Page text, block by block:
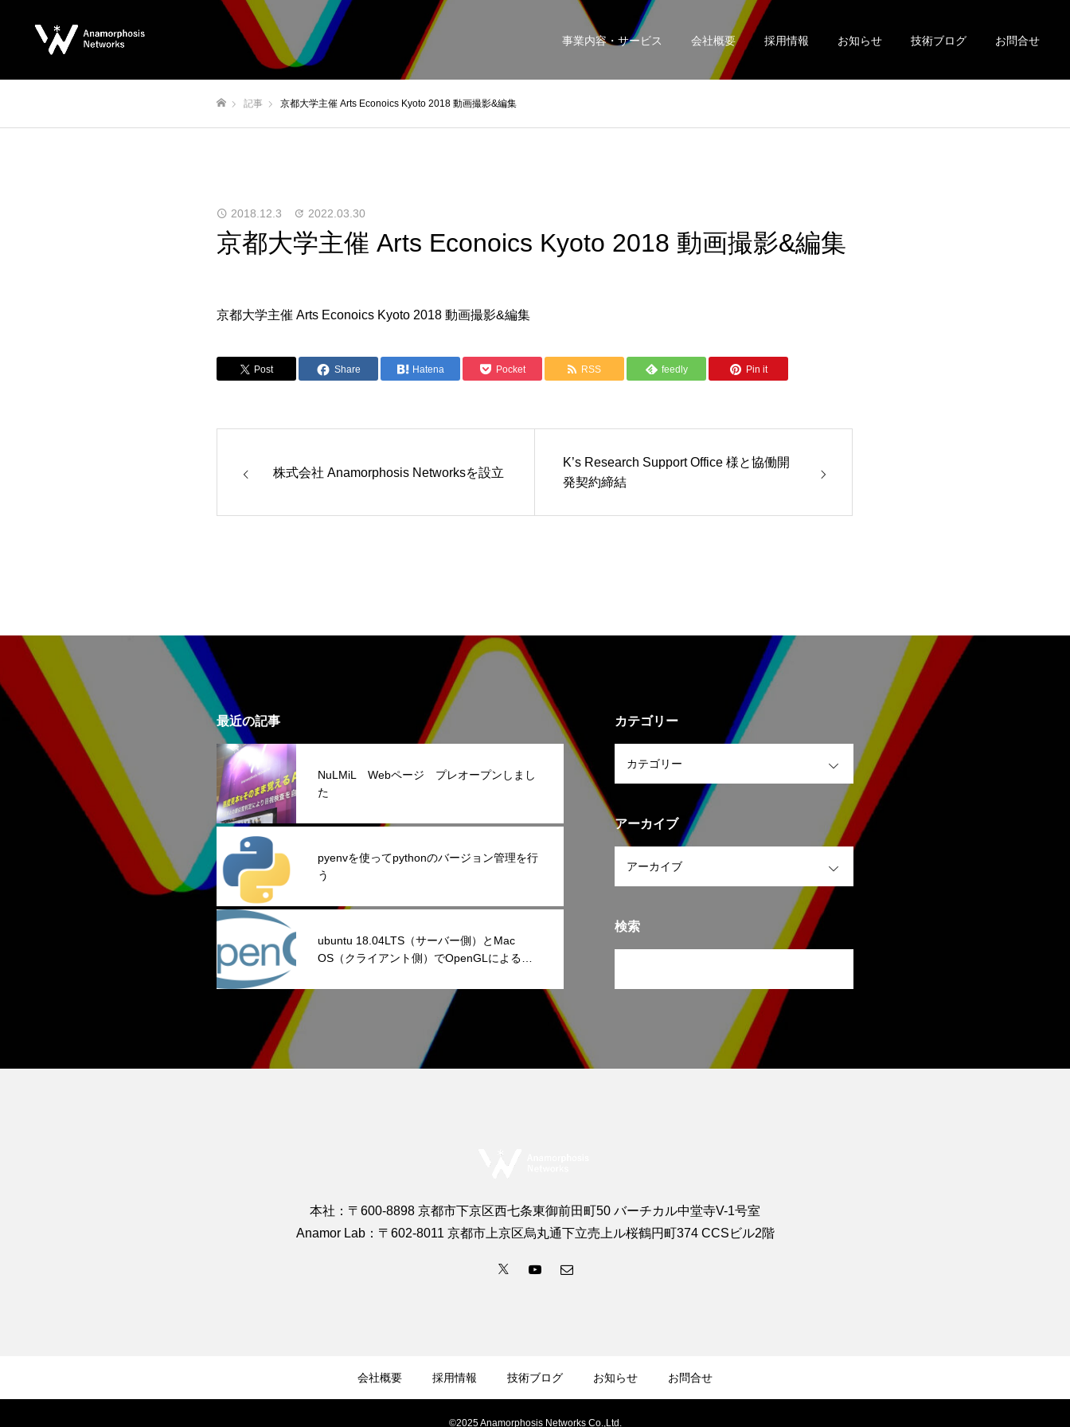
事業内容・サービス 会社概要 採用情報 お知らせ 技術ブログ お問合せ
記事 京都大学主催 Arts Econoics Kyoto 2018 動画撮影&編集
2018.12.3 2022.03.30
京都大学主催 Arts Econoics Kyoto 2018 動画撮影&編集
京都大学主催 Arts Econoics Kyoto 2018 動画撮影&編集
Post Share Hatena Pocket RSS feedly Pin it
株式会社 Anamorphosis Networksを設立
K’s Research Support Office 様と協働開
発契約締結
最近の記事
NuLMiL Webページ プレオープンしまし
た
pyenvを使ってpythonのバージョン管理を行
う
ubuntu 18.04LTS（サーバー側）とMac
OS（クライアント側）でOpenGLによるリ
カテゴリー
アーカイブ
検索
本社：〒600-8898 京都市下京区西七条東御前田町50 バーチカル中堂寺V-1号室
Anamor Lab：〒602-8011 京都市上京区烏丸通下立売上ル桜鶴円町374 CCSビル2階
会社概要 採用情報 技術ブログ お知らせ お問合せ
©2025 Anamorphosis Networks Co.,Ltd.